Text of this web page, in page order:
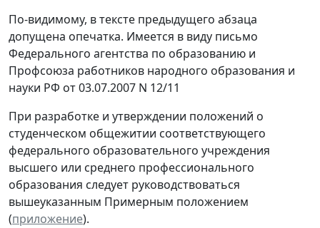
По-видимому, в тексте предыдущего абзаца
допущена опечатка. Имеется в виду письмо
Федерального агентства по образованию и
Профсоюза работников народного образования и
науки РФ от 03.07.2007 N 12/11
При разработке и утверждении положений о
студенческом общежитии соответствующего
федерального образовательного учреждения
высшего или среднего профессионального
образования следует руководствоваться
вышеуказанным Примерным положением
(приложение).